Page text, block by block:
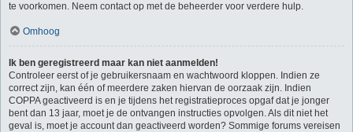
te voorkomen. Neem contact op met de beheerder voor verdere hulp.
Omhoog
Ik ben geregistreerd maar kan niet aanmelden!
Controleer eerst of je gebruikersnaam en wachtwoord kloppen. Indien ze
correct zijn, kan één of meerdere zaken hiervan de oorzaak zijn. Indien
COPPA geactiveerd is en je tijdens het registratieproces opgaf dat je jonger
bent dan 13 jaar, moet je de ontvangen instructies opvolgen. Als dit niet het
geval is, moet je account dan geactiveerd worden? Sommige forums vereisen